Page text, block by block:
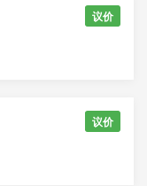
议价
议价